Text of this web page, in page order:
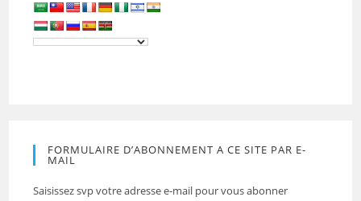
FORMULAIRE D’ABONNEMENT A CE SITE PAR E-
MAIL
Saisissez svp votre adresse e-mail pour vous abonner